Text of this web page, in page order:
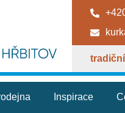
tradiční
Inspirace